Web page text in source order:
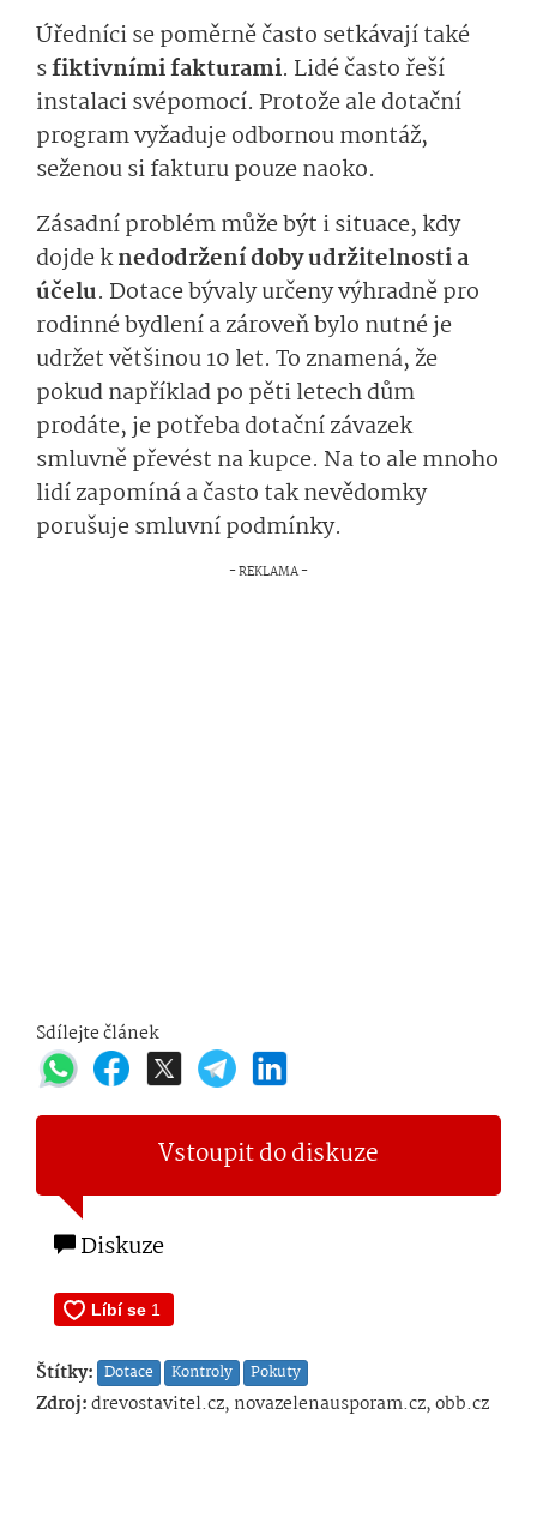
Úředníci se poměrně často setkávají také
sfiktivními fakturami. Lidé často řeší
instalaci svépomocí. Protože ale dotační
program vyžaduje odbornou montáž,
seženou si fakturu pouze naoko.
Zásadní problém může být i situace, kdy
dojde knedodržení doby udržitelnosti a
účelu. Dotace bývaly určeny výhradně pro
rodinné bydlení a zároveň bylo nutné je
udržet většinou 10 let. To znamená, že
pokud například po pěti letech dům
prodáte, je potřeba dotační závazek
smluvně převést na kupce. Na to ale mnoho
lidí zapomíná a často tak nevědomky
porušuje smluvní podmínky.
Sdílejte článek
Vstoupit do diskuze
Diskuze
Štítky: Dotace Kontroly Pokuty
Zdroj:drevostavitel.cz, novazelenausporam.cz, obb.cz